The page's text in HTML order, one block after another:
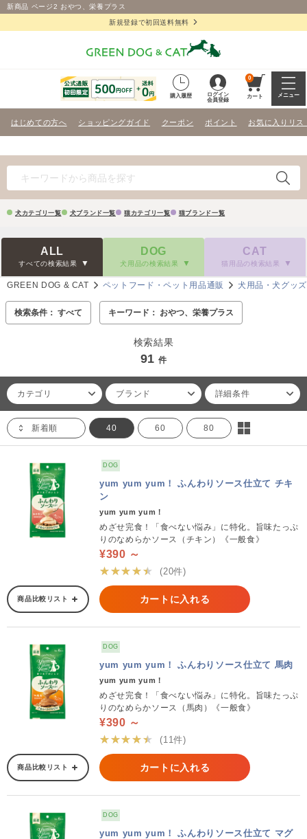
新商品 ページ2 おやつ、栄養プラス
新規登録で初回送料無料
購入履歴
ログイン
会員登録
0
カート メニュー
はじめての方へ ショッピングガイド クーポン ポイント お気に入りリス
犬カテゴリ一覧 犬ブランド一覧 猫カテゴリ一覧 猫ブランド一覧
ALL
すべての検索結果
DOG
犬用品の検索結果
CAT
猫用品の検索結果
GREEN DOG & CAT ペットフード・ペット用品通販 犬用品・犬グッズ
検索条件： すべて キーワード： おやつ、栄養プラス
検索結果
91 件
カテゴリ ブランド 詳細条件
新着順 40 60 80
DOG
yum yum yum！ ふんわりソース仕立て チキ
ン
yum yum yum！
めざせ完食！「食べない悩み」に特化。旨味たっぷ
りのなめらかソース（チキン）《一般食》
¥390 ～
★★★★★
(20件)
商品比較リスト カートに入れる
DOG
yum yum yum！ ふんわりソース仕立て 馬肉
yum yum yum！
めざせ完食！「食べない悩み」に特化。旨味たっぷ
りのなめらかソース（馬肉）《一般食》
¥390 ～
★★★★★
(11件)
商品比較リスト カートに入れる
DOG
yum yum yum！ ふんわりソース仕立て マグ